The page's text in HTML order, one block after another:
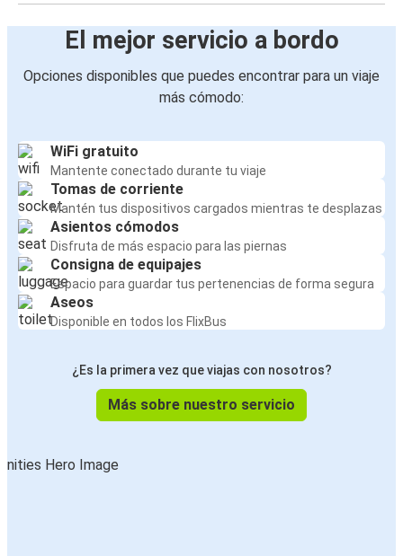
El mejor servicio a bordo
Opciones disponibles que puedes encontrar para un viaje
más cómodo:
WiFi gratuito
Mantente conectado durante tu viaje
Tomas de corriente
Mantén tus dispositivos cargados mientras te desplazas
Asientos cómodos
Disfruta de más espacio para las piernas
Consigna de equipajes
Espacio para guardar tus pertenencias de forma segura
Aseos
Disponible en todos los FlixBus
¿Es la primera vez que viajas con nosotros?
Más sobre nuestro servicio